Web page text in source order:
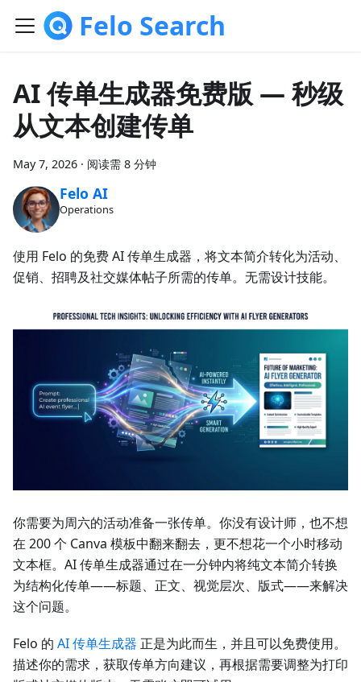
Felo Search
AI 传单生成器免费版 — 秒级
从文本创建传单
May 7, 2026 · 阅读需 8 分钟
Felo AI
Operations
使用 Felo 的免费 AI 传单生成器，将文本简介转化为活动、
促销、招聘及社交媒体帖子所需的传单。无需设计技能。
你需要为周六的活动准备一张传单。你没有设计师，也不想
在 200 个 Canva 模板中翻来翻去，更不想花一个小时移动
文本框。AI 传单生成器通过在一分钟内将纯文本简介转换
为结构化传单——标题、正文、视觉层次、版式——来解决
这个问题。
Felo 的 AI 传单生成器 正是为此而生，并且可以免费使用。
描述你的需求，获取传单方向建议，再根据需要调整为打印